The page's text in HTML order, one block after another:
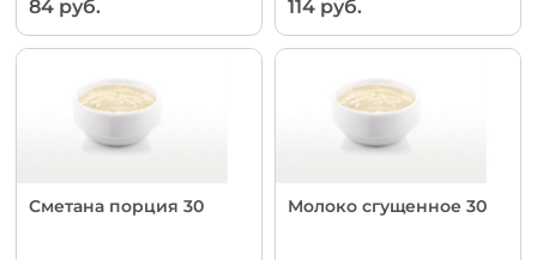
84 руб. 114 руб.
Сметана порция 30 Молоко сгущенное 30